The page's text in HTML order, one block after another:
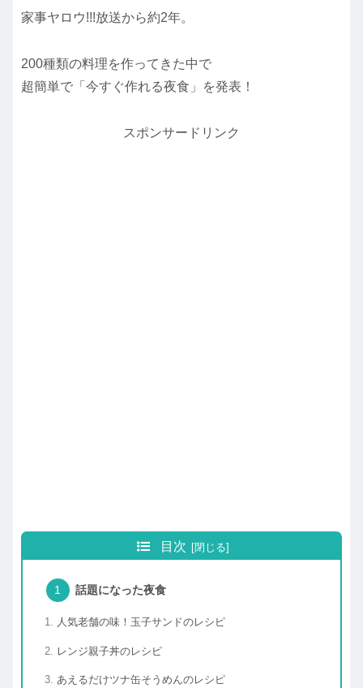
家事ヤロウ!!!放送から約2年。
200種類の料理を作ってきた中で
超簡単で「今すぐ作れる夜食」を発表！
スポンサードリンク
目次
話題になった夜食
人気老舗の味！玉子サンドのレシピ
レンジ親子丼のレシピ
あえるだけツナ缶そうめんのレシピ